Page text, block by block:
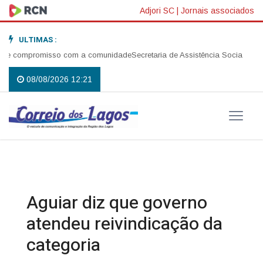
Adjori SC | Jornais associados
ULTIMAS :
com a comunidadeSecretaria de Assistência Social realiza
08/08/2026 12:21
Aguiar diz que governo
atendeu reivindicação da
categoria